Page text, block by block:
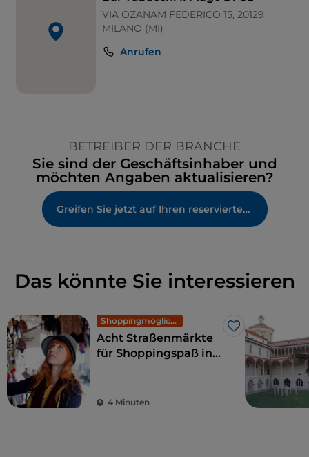
VIA OZANAM FEDERICO 15, 20129
MILANO (MI)
Anrufen
BETREIBER DER BRANCHE
Sie sind der Geschäftsinhaber und
möchten Angaben aktualisieren?
Greifen Sie jetzt auf Ihren reservierten Bereich zu
Das könnte Sie interessieren
Shoppingmöglichkeiten und Märkte
Like
Acht Straßenmärkte
für Shoppingspaß in
Preisen
4 Minuten